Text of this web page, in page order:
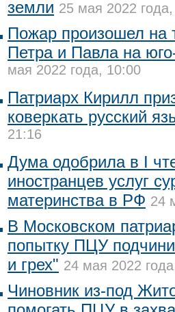
земли 25 мая 2022
Пожар произошел на
Петра и Павла на
мая 2022 года, 10:00
Патриарх Кирилл
коверкать русский
21:16
Дума одобрила в I
иностранцев услуг
материнства в РФ 24
В Московском
попытку ПЦУ
и грех" 24 мая 2022
Чиновник из-под